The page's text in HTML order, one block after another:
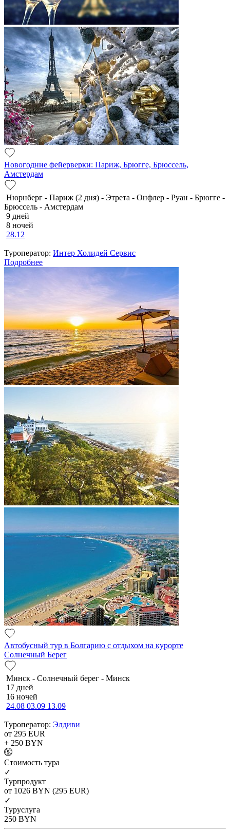
Новогодние фейерверки: Париж, Брюгге, Брюссель,
Амстердам
Нюрнберг - Париж (2 дня) - Этрета - Онфлер - Руан - Брюгге -
Брюссель - Амстердам
9 дней
8 ночей
28.12
Туроператор: Интер Холидей Сервис
Подробнее
Автобусный тур в Болгарию с отдыхом на курорте
Солнечный Берег
Минск - Солнечный берег - Минск
17 дней
16 ночей
24.08 03.09 13.09
Туроператор: Элдиви
от 295 EUR
+ 250 BYN
Cтоимость тура
✓
Турпродукт
от 1026 BYN (295 EUR)
✓
Туруслуга
250 BYN